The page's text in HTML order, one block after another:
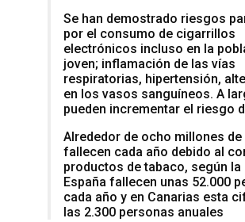
Se han demostrado riesgos
por el consumo de cigarrillos
electrónicos incluso en la
joven; inflamación de las vías
respiratorias, hipertensión,
en los vasos sanguíneos. A
pueden incrementar el riesgo
Alrededor de ocho millones
fallecen cada año debido al
productos de tabaco, según la
España fallecen unas 52.000
cada año y en Canarias esta
las 2.300 personas anuales